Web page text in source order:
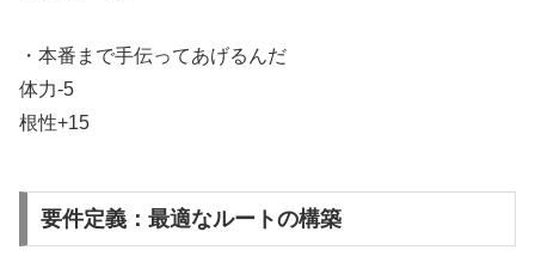
・本番まで手伝ってあげるんだ
体力-5
根性+15
要件定義：最適なルートの構築